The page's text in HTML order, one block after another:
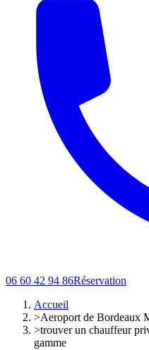
06 60 42 94 86Réservation
Accueil
>Aeroport de Bordeaux
>trouver un chauffeur
gamme